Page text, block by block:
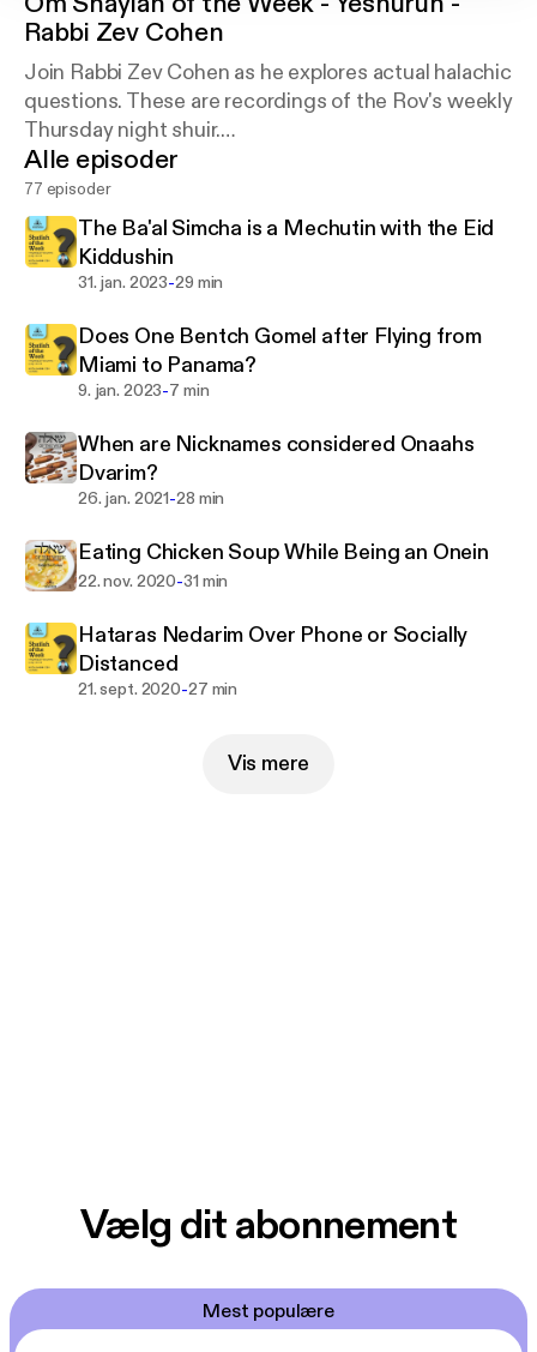
Rabbi Zev Cohen
Join Rabbi Zev Cohen as he explores actual halachic
questions. These are recordings of the Rov's weekly
Thursday night shuir.
For more Yeshurun and Rabbi Cohen podcasts
search the iTunes, GooglePlay and Spotify stores.
Alle episoder
77 episoder
The Ba'al Simcha is a Mechutin with the Eid
Kiddushin
31. jan. 2023-29 min
Does One Bentch Gomel after Flying from
Miami to Panama?
9. jan. 2023-7 min
When are Nicknames considered Onaahs
Dvarim?
26. jan. 2021-28 min
Eating Chicken Soup While Being an Onein
22. nov. 2020-31 min
Hataras Nedarim Over Phone or Socially
Distanced
21. sept. 2020-27 min
Vis mere
Vælg dit abonnement
Mest populære